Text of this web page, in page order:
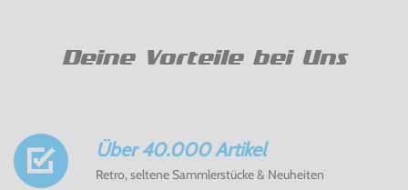
Deine Vorteile bei Uns
Über 40.000 Artikel
Retro, seltene Sammlerstücke & Neuheiten